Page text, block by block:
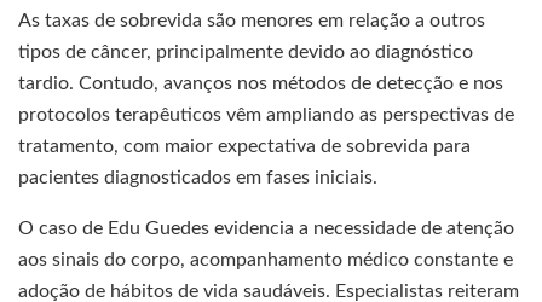
As taxas de sobrevida são menores em relação a outros
tipos de câncer, principalmente devido ao diagnóstico
tardio. Contudo, avanços nos métodos de detecção e nos
protocolos terapêuticos vêm ampliando as perspectivas de
tratamento, com maior expectativa de sobrevida para
pacientes diagnosticados em fases iniciais.
O caso de Edu Guedes evidencia a necessidade de atenção
aos sinais do corpo, acompanhamento médico constante e
adoção de hábitos de vida saudáveis. Especialistas reiteram